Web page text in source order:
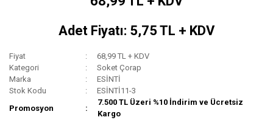
Adet Fiyatı: 5,75 TL + KDV
Fiyat
68,99 TL + KDV
Kategori
Soket Çorap
Marka
ESİNTİ
Stok Kodu
ESİNTİ11-3
Promosyon
7.500 TL Üzeri %10 İndirim ve Ücretsiz
Kargo